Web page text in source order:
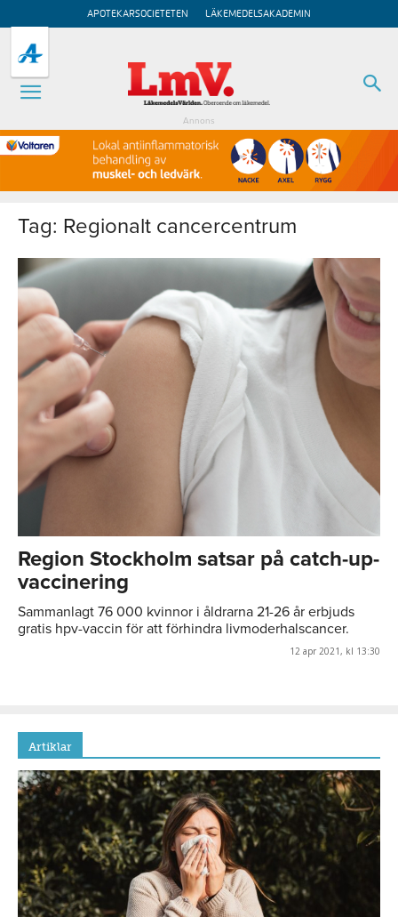
APOTEKARSOCIETETEN LÄKEMEDELSAKADEMIN
Annons
Tag: Regionalt cancercentrum
Region Stockholm satsar på catch-up-
vaccinering
Sammanlagt 76 000 kvinnor i åldrarna 21-26 år erbjuds
gratis hpv-vaccin för att förhindra livmoderhalscancer.
12 apr 2021, kl 13:30
Artiklar